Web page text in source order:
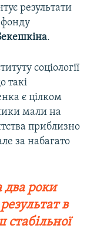
результати
фонду
.
соціології
такі
є цілком
мали на
приблизно
за набагато
два роки
в
стабільної